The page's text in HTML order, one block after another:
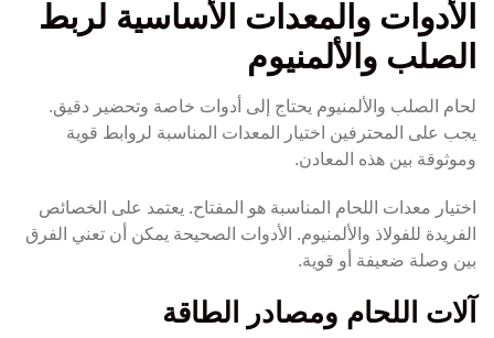
الأدوات والمعدات الأساسية لربط
الصلب والألمنيوم
لحام الصلب والألمنيوم يحتاج إلى أدوات خاصة وتحضير دقيق.
يجب على المحترفين اختيار المعدات المناسبة لروابط قوية
وموثوقة بين هذه المعادن.
اختيار معدات اللحام المناسبة هو المفتاح. يعتمد على الخصائص
الفريدة للفولاذ والألمنيوم. الأدوات الصحيحة يمكن أن تعني الفرق
بين وصلة ضعيفة أو قوية.
آلات اللحام ومصادر الطاقة